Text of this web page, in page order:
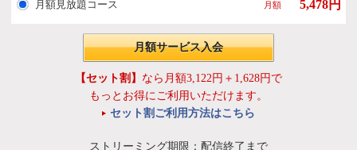
月額見放題コース 月額 5,478円
月額サービス入会
【セット割】 なら月額3,122円＋1,628円で
もっとお得にご利用いただけます。
セット割ご利用方法はこちら
ストリーミング期限：配信終了まで